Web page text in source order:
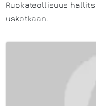
Ruokateollisuus
uskotkaan.